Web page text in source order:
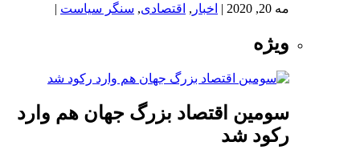
مه 20, 2020 | اخبار , اقتصادی, سنگر سیاست |
ویژه
سومین اقتصاد بزرگ جهان هم وارد
رکود شد